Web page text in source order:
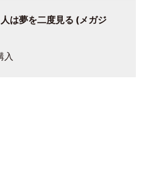
は夢を二度見る (メガジ
入